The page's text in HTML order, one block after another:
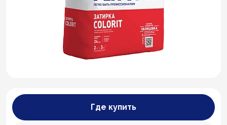
Где купить